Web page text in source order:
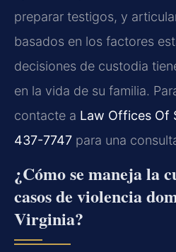
preparar testigos, y
basados en los factores
decisiones de custodia
en la vida de su familia.
contacte a Law Offices Of
437-7747 para una
¿Cómo se maneja la
casos de violencia
Virginia?